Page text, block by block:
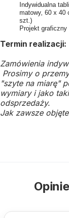
Indywidualna
matowy, 60 x 40
szt.)
Projekt graficzny
Termin realizacji:
Zamówienia
Prosimy o
"szyte na miarę"
wymiary i jako
odsprzedaży.
Jak zawsze